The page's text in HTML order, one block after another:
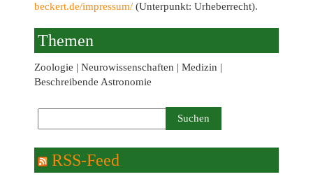
beckert.de/impressum/ (Unterpunkt: Urheberrecht).
Themen
Zoologie | Neurowissenschaften | Medizin |
Beschreibende Astronomie
RSS-Feed